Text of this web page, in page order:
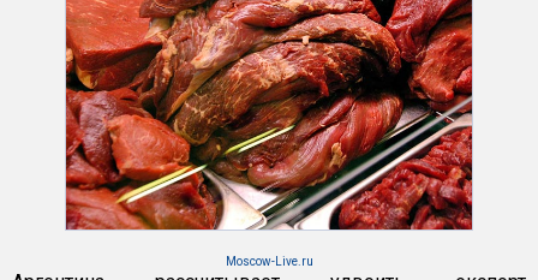
Moscow-Live.ru